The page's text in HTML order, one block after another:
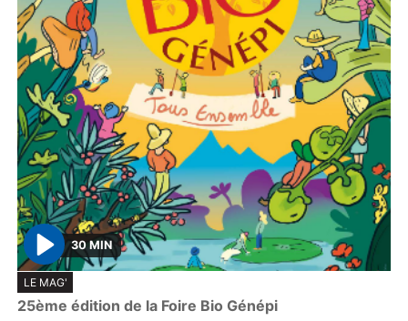
P
l
a
30 MIN
LE MAG'
25ème édition de la Foire Bio Génépi